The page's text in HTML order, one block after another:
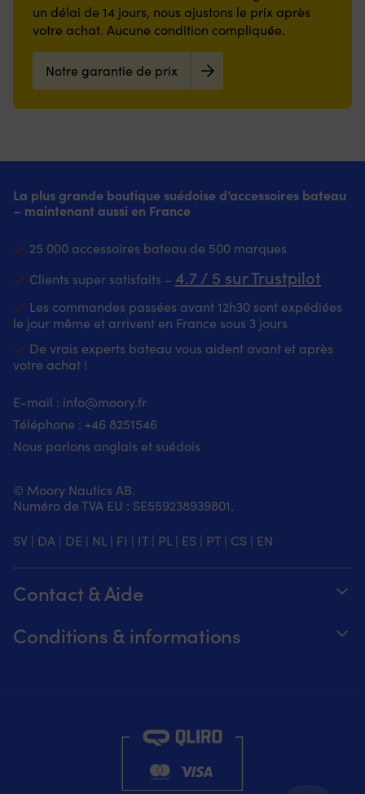
un délai de 14 jours, nous ajustons le prix après
votre achat. Aucune condition compliquée.
Notre garantie de prix
La plus grande boutique suédoise d’accessoires bateau
– maintenant aussi en France
25 000 accessoires bateau de 500 marques
Clients super satisfaits – 4.7 / 5 sur Trustpilot
Les commandes passées avant 12h30 sont expédiées
le jour même et arrivent en France sous 3 jours
De vrais experts bateau vous aident avant et après
votre achat !
E-mail : info@moory.fr
Téléphone : +46 8251546
Nous parlons anglais et suédois
© Moory Nautics AB.
Numéro de TVA EU : SE559238939801.
SV | DA | DE | NL| FI | IT| PL| ES | PT| CS | EN
Contact & Aide
Envoyez-nous un e-mail à info@moory.fr
Conditions & informations
Retours et remboursements
Conditions de vente